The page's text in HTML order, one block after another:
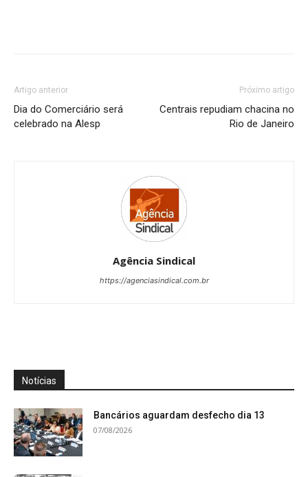
Artigo anterior
Dia do Comerciário será
celebrado na Alesp
Próximo artigo
Centrais repudiam chacina no
Rio de Janeiro
Agência Sindical
https://agenciasindical.com.br
Notícias
Bancários aguardam desfecho dia 13
07/08/2026